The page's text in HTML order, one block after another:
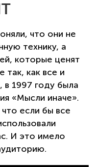
что они не
технику, а
которые ценят
так, как все и
в 1997 году была
«Мысли иначе».
если бы все
И это имело